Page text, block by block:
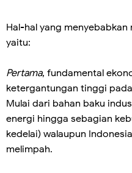
Hal-hal yang
yaitu:
Pertama, fundamental
ketergantungan tinggi
Mulai dari bahan baku
energi hingga sebagian
kedelai) walaupun
melimpah.